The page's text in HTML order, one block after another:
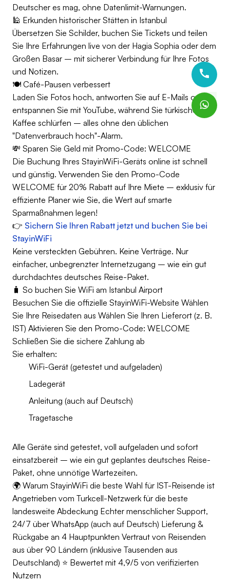
Deutscher es mag, ohne Datenlimit-Warnungen.
🕌 Erkunden historischer Stätten in Istanbul
Übersetzen Sie Schilder, buchen Sie Tickets und teilen
Sie Ihre Erfahrungen live von der Hagia Sophia oder dem
Großen Basar – mit sicherer Verbindung für Ihre Fotos
und Notizen.
🍽️ Café-Pausen verbessert
Laden Sie Fotos hoch, antworten Sie auf E-Mails oder
entspannen Sie mit YouTube, während Sie türkischen
Kaffee schlürfen – alles ohne den üblichen
"Datenverbrauch hoch"-Alarm.
💸 Sparen Sie Geld mit Promo-Code: WELCOME
Die Buchung Ihres StayinWiFi-Geräts online ist schnell
und günstig. Verwenden Sie den Promo-Code
WELCOME für 20% Rabatt auf Ihre Miete – exklusiv für
effiziente Planer wie Sie, die Wert auf smarte
Sparmaßnahmen legen!
👉 Sichern Sie Ihren Rabatt jetzt und buchen Sie bei
StayinWiFi
Keine versteckten Gebühren. Keine Verträge. Nur
einfacher, unbegrenzter Internetzugang – wie ein gut
durchdachtes deutsches Reise-Paket.
🧳 So buchen Sie WiFi am Istanbul Airport
Besuchen Sie die offizielle StayinWiFi-Website Wählen
Sie Ihre Reisedaten aus Wählen Sie Ihren Lieferort (z. B.
IST) Aktivieren Sie den Promo-Code: WELCOME
Schließen Sie die sichere Zahlung ab
Sie erhalten:
WiFi-Gerät (getestet und aufgeladen)
Ladegerät
Anleitung (auch auf Deutsch)
Tragetasche
Alle Geräte sind getestet, voll aufgeladen und sofort
einsatzbereit – wie ein gut geplantes deutsches Reise-
Paket, ohne unnötige Wartezeiten.
🌍 Warum StayinWiFi die beste Wahl für IST-Reisende ist
Angetrieben vom Turkcell-Netzwerk für die beste
landesweite Abdeckung Echter menschlicher Support,
24/7 über WhatsApp (auch auf Deutsch) Lieferung &
Rückgabe an 4 Hauptpunkten Vertraut von Reisenden
aus über 90 Ländern (inklusive Tausenden aus
Deutschland) ⭐ Bewertet mit 4,9/5 von verifizierten
Nutzern